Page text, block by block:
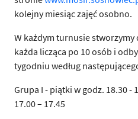
kolejny miesiąc zajęć osobno.
W każdym turnusie
każda licząca po 10 osób i
tygodniu według
Grupa I - piątki w godz. 18.30 -
17.00 – 17.45